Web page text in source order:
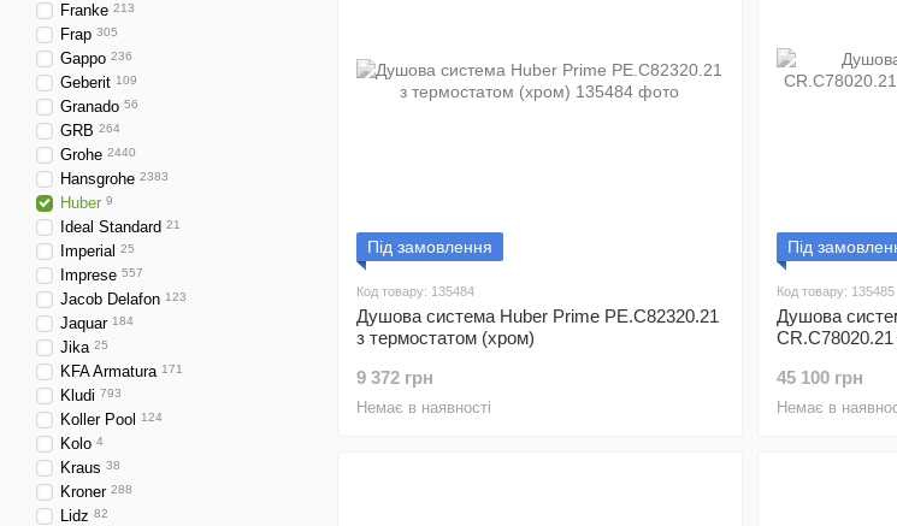
Під замовлення
Код товару: 135484
Душова система Huber Prime PE.C82320.21
з термостатом (хром)
9 372 грн
Немає в наявності
Під
Код товару: 135485
Душова
45 100 грн
Немає в
Franke 213
Frap 305
Gappo 236
Geberit 109
Granado 56
GRB 264
Grohe 2440
Hansgrohe 2383
Huber 9
Ideal Standard 21
Imperial 25
Imprese 557
Jacob Delafon 123
Jaquar 184
Jika 25
KFA Armatura 171
Kludi 793
Koller Pool 124
Kolo 4
Kraus 38
Kroner 288
Lidz 82